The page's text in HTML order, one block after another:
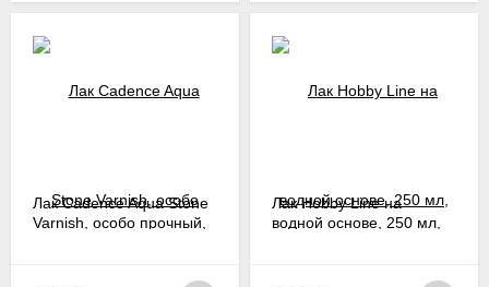
Лак Cadence Aqua Stone
Varnish, особо прочный,
Лак Hobby Line на
водной основе, 250 мл,